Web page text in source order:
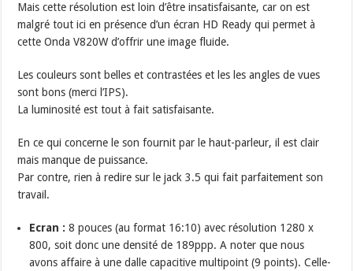
Mais cette résolution est loin d’être insatisfaisante, car on est
malgré tout ici en présence d’un écran HD Ready qui permet à
cette Onda V820W d’offrir une image fluide.
Les couleurs sont belles et contrastées et les les angles de vues
sont bons (merci l’IPS).
La luminosité est tout à fait satisfaisante.
En ce qui concerne le son fournit par le haut-parleur, il est clair
mais manque de puissance.
Par contre, rien à redire sur le jack 3.5 qui fait parfaitement son
travail.
Ecran : 8 pouces (au format 16:10) avec résolution 1280 x
800, soit donc une densité de 189ppp. A noter que nous
avons affaire à une dalle capacitive multipoint (9 points). Celle-